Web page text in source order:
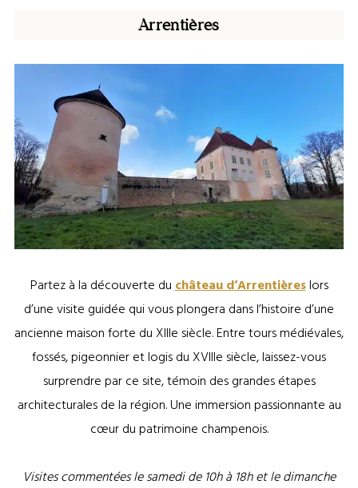
Arrentières
Partez à la découverte duchâteau d’Arrentièreslors
d’une visite guidée qui vous plongera dans l’histoire d’une
ancienne maison forte du XIIIe siècle. Entre tours médiévales,
fossés, pigeonnier et logis du XVIIIe siècle, laissez-vous
surprendre par ce site, témoin des grandes étapes
architecturales de la région. Une immersion passionnante au
cœur du patrimoine champenois.
Visites commentées le samedi de 10h à 18h et le dimanche